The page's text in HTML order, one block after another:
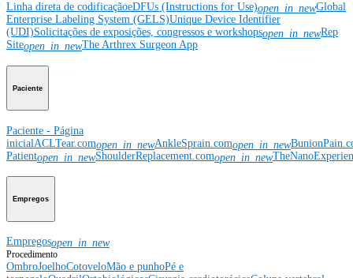
Linha direta de codificaçãoeDFUs (Instructions for Use)open_in_newGlobal
Enterprise Labeling System (GELS)Unique Device Identifier
(UDI)Solicitações de exposições, congressos e workshopsopen_in_newRep
Siteopen_in_newThe Arthrex Surgeon App
Paciente
Paciente - Página
inicial ACLTear.comopen_in_newAnkleSprain.comopen_in_new
Patientopen_in_newShoulderReplacement.comopen_in_new
Empregos
Empregosopen_in_new
Procedimento
OmbroJoelhoCotoveloMão e punhoPé e